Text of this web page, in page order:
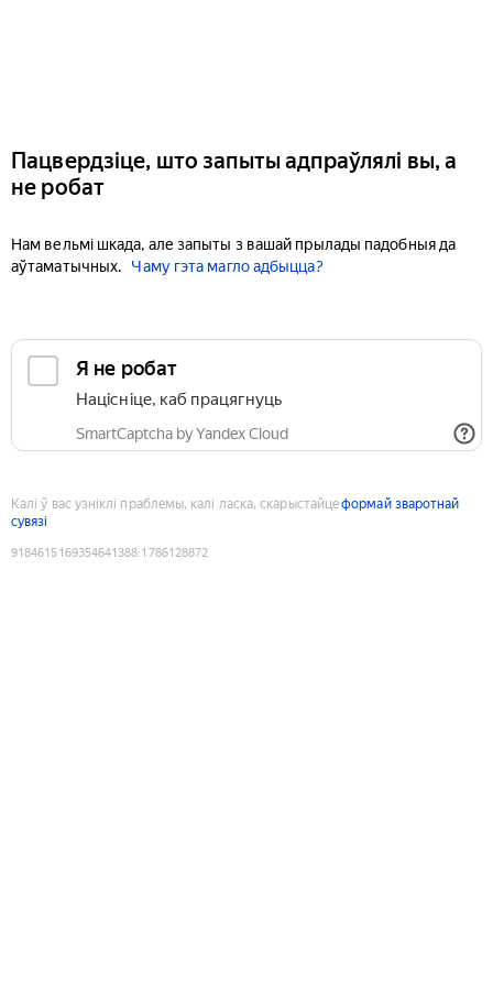
Пацвердзіце, што запыты адпраўлялі вы, а
не робат
Нам вельмі шкада, але запыты з вашай прылады падобныя да
аўтаматычных.
Чаму гэта магло адбыцца?
Я не робат
Націсніце, каб працягнуць
SmartCaptcha by Yandex Cloud
Калі ў вас узніклі праблемы, калі ласка, скарыстайцеформай зваротнай
сувязі
9184615169354641388:1786128872